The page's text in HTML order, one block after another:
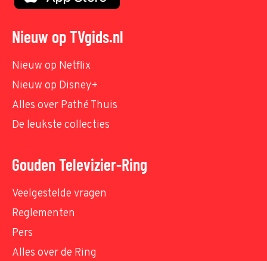
Nieuw op TVgids.nl
Nieuw op Netflix
Nieuw op Disney+
Alles over Pathé Thuis
De leukste collecties
Gouden Televizier-Ring
Veelgestelde vragen
Reglementen
Pers
Alles over de Ring